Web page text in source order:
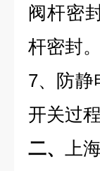
阀杆密
杆密封。
7、防静
开关过
二、 上